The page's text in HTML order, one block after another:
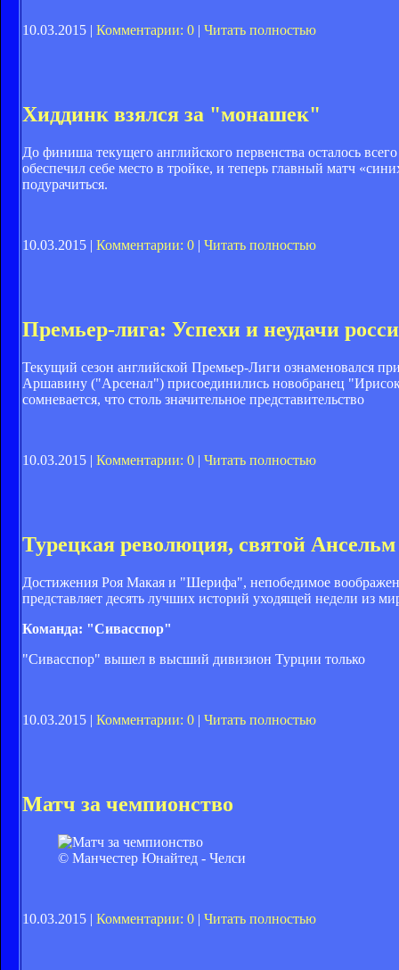
10.03.2015 | Комментарии: 0 | Читать полностью
Хиддинк взялся за "монашек"
До финиша текущего английского первенства осталось
обеспечил себе место в тройке, и теперь главный матч
подурачиться.
10.03.2015 | Комментарии: 0 | Читать полностью
Премьер-лига: Успехи и неудачи
Текущий сезон английской Премьер-Лиги ознаменовался
Аршавину ("Арсенал") присоединились новобранец
сомневается, что столь значительное представительство
10.03.2015 | Комментарии: 0 | Читать полностью
Турецкая революция, святой
Достижения Роя Макая и "Шерифа", непобедимое
представляет десять лучших историй уходящей недели из
Команда: "Сивасспор"
"Сивасcпор" вышел в высший дивизион Турции только
10.03.2015 | Комментарии: 0 | Читать полностью
Матч за чемпионство
© Манчестер Юнайтед - Челси
10.03.2015 | Комментарии: 0 | Читать полностью